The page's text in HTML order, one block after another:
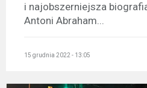
i najobszerniejsza
Antoni Abraham...
15 grudnia 2022 - 13:05